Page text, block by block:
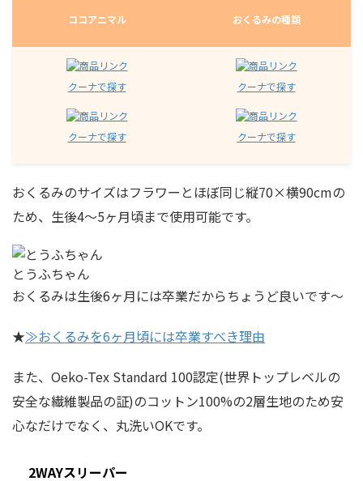
ココアニマル おくるみの種類
クーナで探す
クーナで探す
クーナで探す
クーナで探す
おくるみのサイズはフラワーとほぼ同じ縦70×横90cmの
ため、生後4〜5ヶ月頃まで使用可能です。
とうふちゃん
おくるみは生後6ヶ月には卒業だからちょうど良いです〜
★≫おくるみを6ヶ月頃には卒業すべき理由
また、Oeko-Tex Standard 100認定(世界トップレベルの
安全な繊維製品の証)のコットン100%の2層生地のため安
心なだけでなく、丸洗いOKです。
2WAYスリーパー